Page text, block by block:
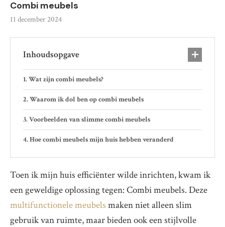
Combi meubels
11 december 2024
Inhoudsopgave
Wat zijn combi meubels?
Waarom ik dol ben op combi meubels
Voorbeelden van slimme combi meubels
Hoe combi meubels mijn huis hebben veranderd
Toen ik mijn huis efficiënter wilde inrichten, kwam ik
een geweldige oplossing tegen: Combi meubels. Deze
multifunctionele meubels maken niet alleen slim
gebruik van ruimte, maar bieden ook een stijlvolle